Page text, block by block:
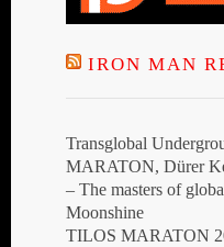
IRON MAN
Transglobal
MARATON, Dürer
– The masters of
Moonshine
TILOS MARATON